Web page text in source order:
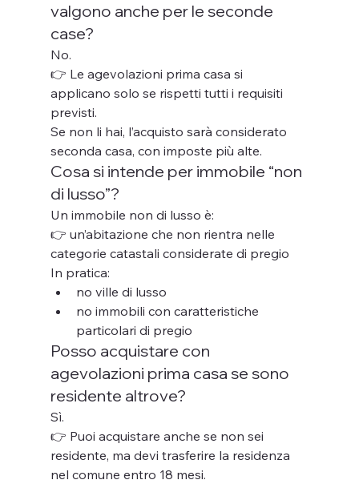
valgono anche per le seconde
case?
No.
👉 Le agevolazioni prima casa si
applicano solo se rispetti tutti i requisiti
previsti.
Se non li hai, l’acquisto sarà considerato
seconda casa, con imposte più alte.
Cosa si intende per immobile “non
di lusso”?
Un immobile non di lusso è:
👉 un’abitazione che non rientra nelle
categorie catastali considerate di pregio
In pratica:
no ville di lusso
no immobili con caratteristiche
particolari di pregio
Posso acquistare con
agevolazioni prima casa se sono
residente altrove?
Sì.
👉 Puoi acquistare anche se non sei
residente, ma devi trasferire la residenza
nel comune entro 18 mesi.